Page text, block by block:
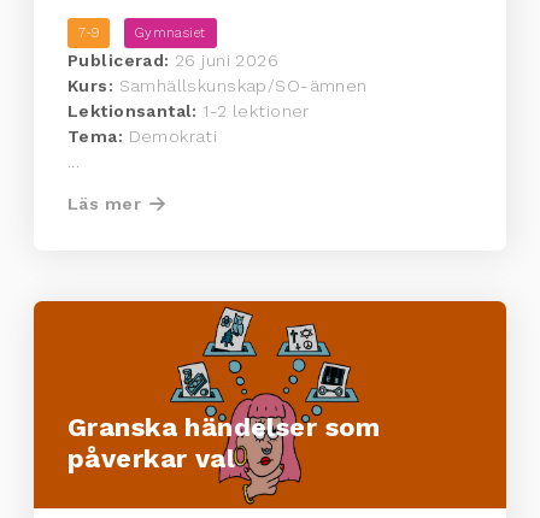
7-9 Gymnasiet
Publicerad: 26 juni 2026
Kurs: Samhällskunskap/SO-ämnen
Lektionsantal: 1-2 lektioner
Tema: Demokrati
Läs mer
Granska händelser som
påverkar val